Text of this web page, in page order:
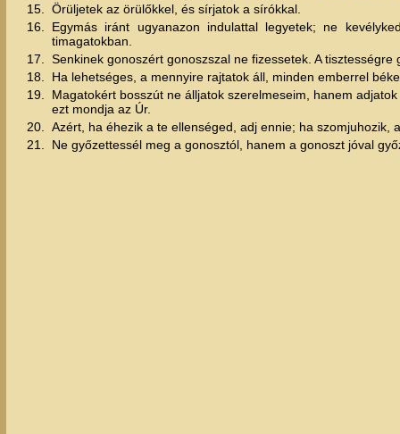
15.
Örüljetek az örülőkkel, és sírjatok a sírókkal.
16.
Egymás iránt ugyanazon indulattal legyetek; ne
timagatokban.
17.
Senkinek gonoszért gonoszszal ne fizessetek. A
18.
Ha lehetséges, a mennyire rajtatok áll, minden emberrel
19.
Magatokért bosszút ne álljatok szerelmeseim, hanem
ezt mondja az Úr.
20.
Azért, ha éhezik a te ellenséged, adj ennie; ha
21.
Ne győzettessél meg a gonosztól, hanem a gonoszt jóval